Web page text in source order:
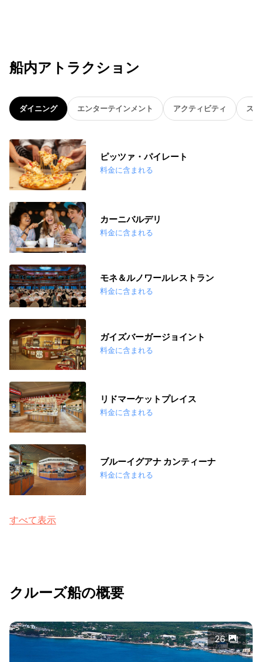
船内アトラクション
ダイニング エンターテインメント アクティビティ ス
ピッツァ・パイレート
料金に含まれる
カーニバルデリ
料金に含まれる
モネ＆ルノワールレストラン
料金に含まれる
ガイズバーガージョイント
料金に含まれる
リドマーケットプレイス
料金に含まれる
ブルーイグアナ カンティーナ
料金に含まれる
すべて表示
クルーズ船の概要
26